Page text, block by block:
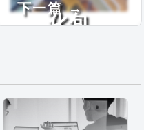
下一篇 →
化包